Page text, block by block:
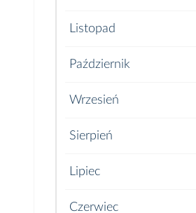
Listopad
Październik
Wrzesień
Sierpień
Lipiec
Czerwiec